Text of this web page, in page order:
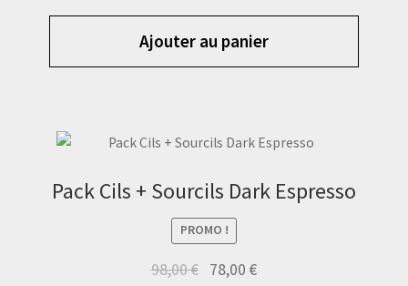
Ajouter au panier
Pack Cils + Sourcils Dark Espresso
PROMO !
98,00€
Le78,00€Le